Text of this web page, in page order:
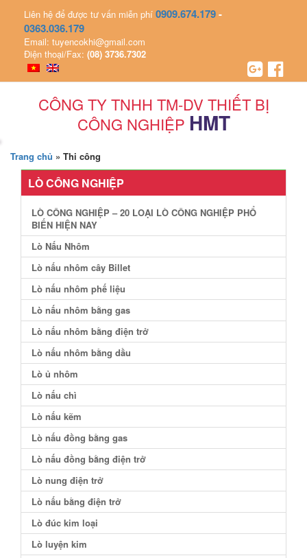
Liên hệ để được tư vấn miễn phí 0909.674.179-
0363.036.179
Email: tuyencokhi@gmail.com
Điện thoại/Fax: (08) 3736.7302
CÔNG TY TNHH TM-DV THIẾT BỊ
CÔNG NGHIỆP HMT
Trang chủ » Thi công
LÒ CÔNG NGHIỆP
LÒ CÔNG NGHIỆP – 20 LOẠI LÒ CÔNG NGHIỆP PHỔ
BIẾN HIỆN NAY
Lò Nấu Nhôm
Lò nấu nhôm cây Billet
Lò nấu nhôm phế liệu
Lò nấu nhôm bằng gas
Lò nấu nhôm bằng điện trở
Lò nấu nhôm bằng dầu
Lò ủ nhôm
Lò nấu chì
Lò nấu kẽm
Lò nấu đồng bằng gas
Lò nấu đồng bằng điện trở
Lò nung điện trở
Lò nấu bằng điện trở
Lò đúc kim loại
Lò luyện kim